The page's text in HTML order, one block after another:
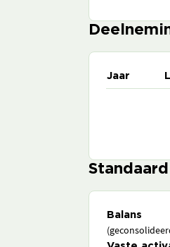
Jaar
Balans